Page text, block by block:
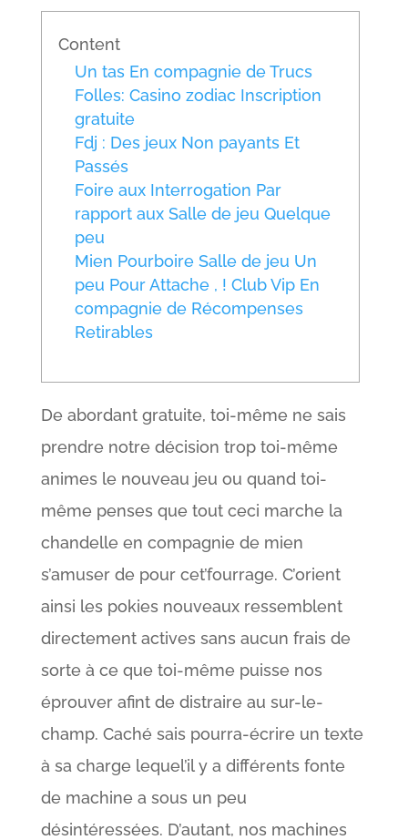
Content
Un tas En compagnie de Trucs
Folles: Casino zodiac Inscription
gratuite
Fdj : Des jeux Non payants Et
Passés
Foire aux Interrogation Par
rapport aux Salle de jeu Quelque
peu
Mien Pourboire Salle de jeu Un
peu Pour Attache , ! Club Vip En
compagnie de Récompenses
Retirables
De abordant gratuite, toi-même ne sais
prendre notre décision trop toi-même
animes le nouveau jeu ou quand toi-
même penses que tout ceci marche la
chandelle en compagnie de mien
s’amuser de pour cet’fourrage. C’orient
ainsi les pokies nouveaux ressemblent
directement actives sans aucun frais de
sorte à ce que toi-même puisse nos
éprouver afint de distraire au sur-le-
champ. Caché sais pourra-écrire un texte
à sa charge lequel’il y a différents fonte
de machine a sous un peu
désintéressées. D’autant, nos machines